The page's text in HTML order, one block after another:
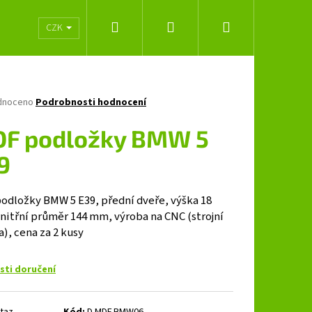
Obchodní podmínky
CZK Přihlášení
Podrobnosti hodnocení
podložky BMW 5
BMW 5 E39, přední dveře, výška 18
průměr 144 mm, výroba na CNC (strojní
cena za 2 kusy
doručení